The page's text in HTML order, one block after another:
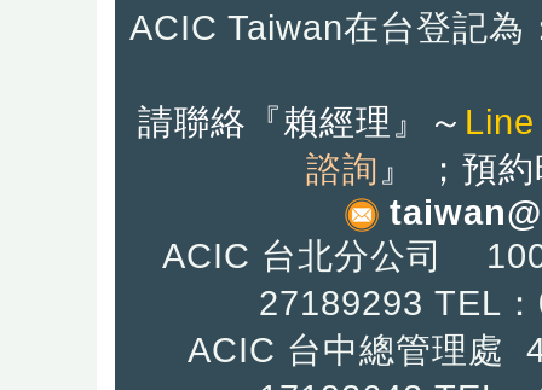
ACIC Taiwan在台登記為
請聯絡『賴經理』 ～
諮詢 』
；預
ACIC 台北分公司
27189293 TEL
ACIC 台中總管理